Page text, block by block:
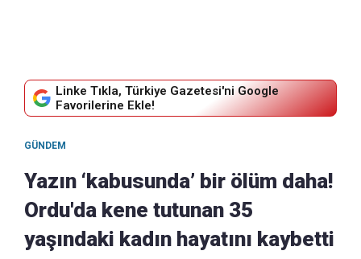
Linke Tıkla, Türkiye Gazetesi'ni Google
Favorilerine Ekle!
GÜNDEM
Yazın ‘kabusunda’ bir ölüm daha!
Ordu'da kene tutunan 35
yaşındaki kadın hayatını kaybetti